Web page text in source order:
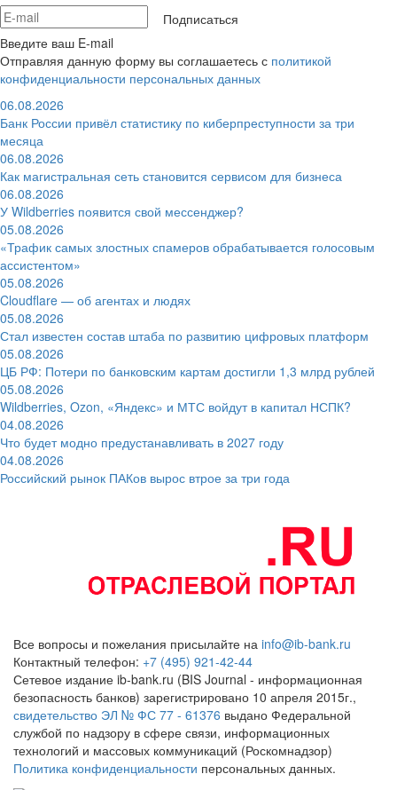
Подписаться
Введите ваш E-mail
Отправляя данную форму вы соглашаетесь с политикой
конфиденциальности персональных данных
06.08.2026
Банк России привёл статистику по киберпреступности за три
месяца
06.08.2026
Как магистральная сеть становится сервисом для бизнеса
06.08.2026
У Wildberries появится свой мессенджер?
05.08.2026
«Трафик самых злостных спамеров обрабатывается голосовым
ассистентом»
05.08.2026
Cloudflare — об агентах и людях
05.08.2026
Стал известен состав штаба по развитию цифровых платформ
05.08.2026
ЦБ РФ: Потери по банковским картам достигли 1,3 млрд рублей
05.08.2026
Wildberries, Ozon, «Яндекс» и МТС войдут в капитал НСПК?
04.08.2026
Что будет модно предустанавливать в 2027 году
04.08.2026
Российский рынок ПАКов вырос втрое за три года
Все вопросы и пожелания присылайте на info@ib-bank.ru
Контактный телефон: +7 (495) 921-42-44
Сетевое издание ib-bank.ru (BIS Journal - информационная
безопасность банков) зарегистрировано 10 апреля 2015г.,
свидетельство ЭЛ № ФС 77 - 61376 выдано Федеральной
службой по надзору в сфере связи, информационных
технологий и массовых коммуникаций (Роскомнадзор)
Политика конфиденциальности персональных данных.